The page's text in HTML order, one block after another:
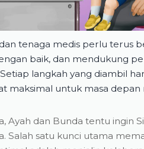
tenaga medis perlu terus
baik, dan mendukung
langkah yang diambil
maksimal untuk masa depan
Ayah dan Bunda tentu ingin
Salah satu kunci utama